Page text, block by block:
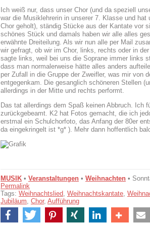
Ich weiß nur, dass unser Chor (und da speziell
war die Musiklehrerin in unserer 7. Klasse und
Chor geholt), ständig Stücke aus der Kantate vor
schönes Stück und damals haben wir alle alles
erwähnte Dreiteilung. Als wir nun alle per Mail
wir gefragt, ob wir im Chor, links, rechts oder in
sagte links, weil bei uns die Soprane immer links
dass man normalerweise hätte alles anders
per Zufall in die Gruppe der Zweifler, was mir von
entgegenkam. Die gesanglich schöneren Stellen
allerdings in der Mitte und rechts performt.
Das tat allerdings dem Spaß keinen Abbruch. Ich
zurückgebeamt. K2 hat Fotos gemacht, die ich
erstmal ein Schulchorfoto, das Anfang der 80er
da eingekringelt ist *g* ). Mehr dann hoffentlich
MUSIK • Veranstaltungen • Weihnachten •
Permalink
Tags: Weihnachtslied, Weihnachtskantate,
Jubiläum, Chor, Aufführung